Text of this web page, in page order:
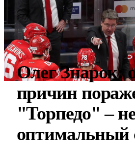
Олег Знарок:
причин
"Торпедо" –
оптимальный